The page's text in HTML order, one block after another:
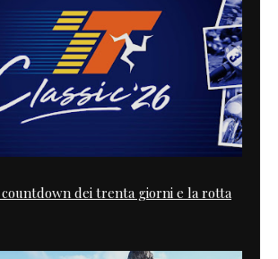
countdown dei trenta giorni e la rotta